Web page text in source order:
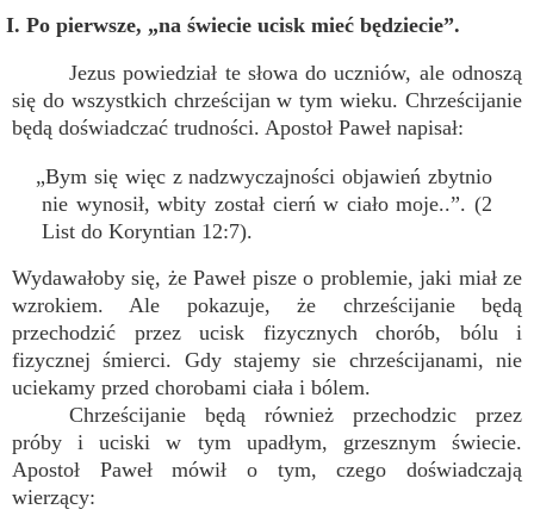
I. Po pierwsze, „na świecie ucisk mieć będziecie”.
Jezus powiedział te słowa do uczniów, ale odnoszą
się do wszystkich chrześcijan w tym wieku. Chrześcijanie
będą doświadczać trudności. Apostoł Paweł napisał:
„Bym się więc z nadzwyczajności objawień zbytnio
nie wynosił, wbity został cierń w ciało moje..”. (2
List do Koryntian 12:7).
Wydawałoby się, że Paweł pisze o problemie, jaki miał ze
wzrokiem. Ale pokazuje, że chrześcijanie będą
przechodzić przez ucisk fizycznych chorób, bólu i
fizycznej śmierci. Gdy stajemy sie chrześcijanami, nie
uciekamy przed chorobami ciała i bólem.
Chrześcijanie będą również przechodzic przez
próby i uciski w tym upadłym, grzesznym świecie.
Apostoł Paweł mówił o tym, czego doświadczają
wierzący: